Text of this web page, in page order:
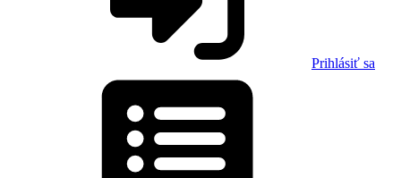
Prihlásiť sa